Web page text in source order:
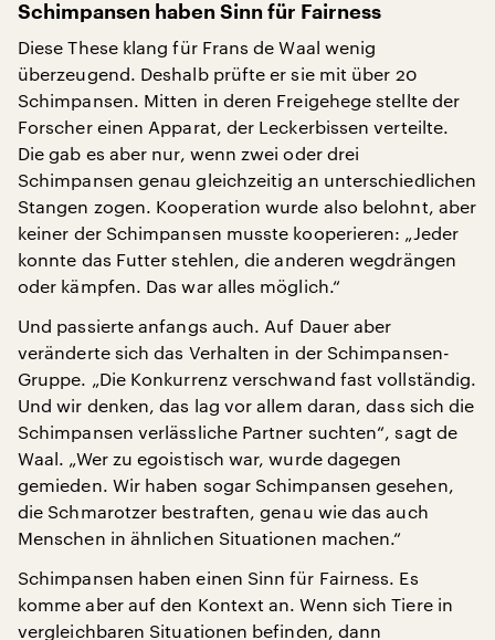
Schimpansen haben Sinn für Fairness
Diese These klang für Frans de Waal wenig
überzeugend. Deshalb prüfte er sie mit über 20
Schimpansen. Mitten in deren Freigehege stellte der
Forscher einen Apparat, der Leckerbissen verteilte.
Die gab es aber nur, wenn zwei oder drei
Schimpansen genau gleichzeitig an unterschiedlichen
Stangen zogen. Kooperation wurde also belohnt, aber
keiner der Schimpansen musste kooperieren: „Jeder
konnte das Futter stehlen, die anderen wegdrängen
oder kämpfen. Das war alles möglich.“
Und passierte anfangs auch. Auf Dauer aber
veränderte sich das Verhalten in der Schimpansen-
Gruppe. „Die Konkurrenz verschwand fast vollständig.
Und wir denken, das lag vor allem daran, dass sich die
Schimpansen verlässliche Partner suchten“, sagt de
Waal. „Wer zu egoistisch war, wurde dagegen
gemieden. Wir haben sogar Schimpansen gesehen,
die Schmarotzer bestraften, genau wie das auch
Menschen in ähnlichen Situationen machen.“
Schimpansen haben einen Sinn für Fairness. Es
komme aber auf den Kontext an. Wenn sich Tiere in
vergleichbaren Situationen befinden, dann